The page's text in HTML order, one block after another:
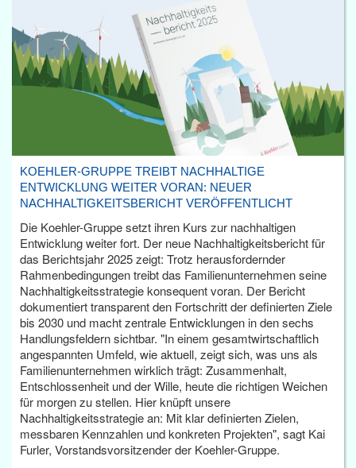
KOEHLER-GRUPPE TREIBT NACHHALTIGE
ENTWICKLUNG WEITER VORAN: NEUER
NACHHALTIGKEITSBERICHT VERÖFFENTLICHT
Die Koehler-Gruppe setzt ihren Kurs zur nachhaltigen
Entwicklung weiter fort. Der neue Nachhaltigkeitsbericht für
das Berichtsjahr 2025 zeigt: Trotz herausfordernder
Rahmenbedingungen treibt das Familienunternehmen seine
Nachhaltigkeitsstrategie konsequent voran. Der Bericht
dokumentiert transparent den Fortschritt der definierten Ziele
bis 2030 und macht zentrale Entwicklungen in den sechs
Handlungsfeldern sichtbar. "In einem gesamtwirtschaftlich
angespannten Umfeld, wie aktuell, zeigt sich, was uns als
Familienunternehmen wirklich trägt: Zusammenhalt,
Entschlossenheit und der Wille, heute die richtigen Weichen
für morgen zu stellen. Hier knüpft unsere
Nachhaltigkeitsstrategie an: Mit klar definierten Zielen,
messbaren Kennzahlen und konkreten Projekten", sagt Kai
Furler, Vorstandsvorsitzender der Koehler-Gruppe.